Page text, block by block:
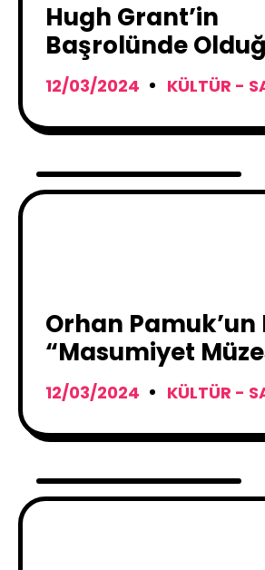
Hugh Grant’in
Başrolünde
Korku Filmi
İlk Fragman
12/03/2024 KÜLTÜR -
Orhan Pamuk’un
“Masumiyet
Netflix Mini Dizisi
Ekranlara Geliyor
12/03/2024 KÜLTÜR -